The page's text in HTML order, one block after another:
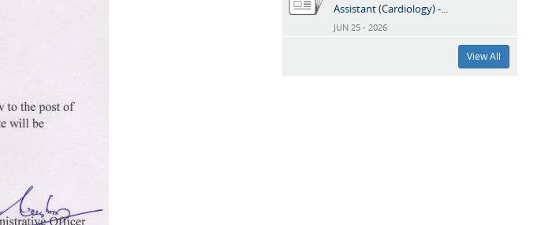
Assistant (Cardiology) -...
JUN 25 - 2026
View All